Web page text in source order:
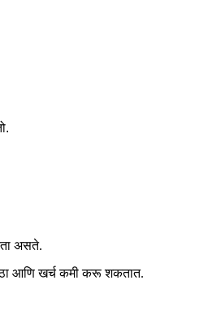
असते.
आणि खर्च कमी करू शकतात.